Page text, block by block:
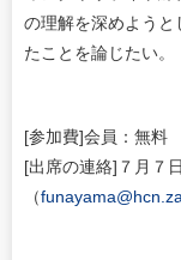
の理解を深めようと
たことを論じたい。
[参加費]会員：無
[出席の連絡]７月７
（